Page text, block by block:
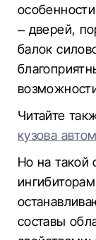
– дверей,
балок
Читайте
кузова
Но на такой
составы